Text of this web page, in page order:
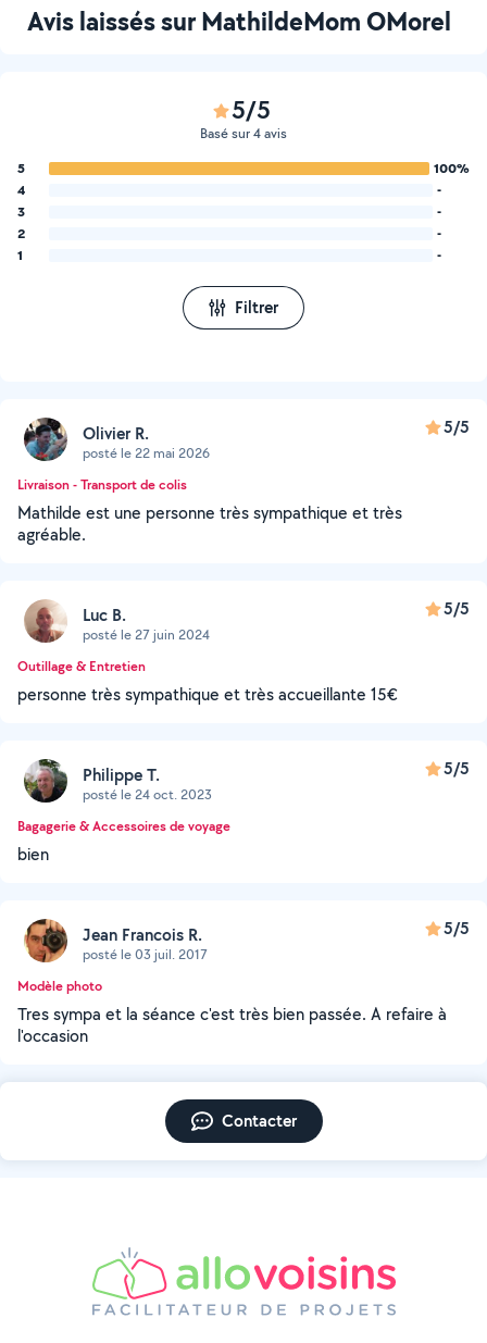
Avis laissés sur MathildeMom OMorel
5/5
Basé sur 4 avis
5
100%
4
-
3
-
2
-
1
-
Filtrer
Olivier R.
posté le 22 mai 2026
5/5
Livraison - Transport de colis
Mathilde est une personne très sympathique et très
agréable.
Luc B.
posté le 27 juin 2024
5/5
Outillage & Entretien
personne très sympathique et très accueillante 15€
Philippe T.
posté le 24 oct. 2023
5/5
Bagagerie & Accessoires de voyage
bien
Jean Francois R.
posté le 03 juil. 2017
5/5
Modèle photo
Tres sympa et la séance c'est très bien passée. A refaire à
l'occasion
Contacter